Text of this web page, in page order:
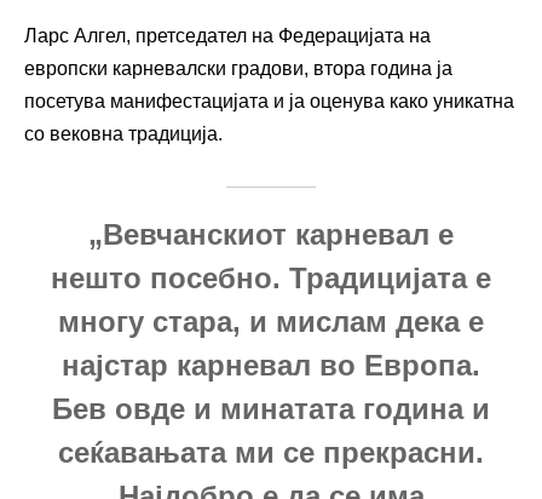
Ларс Алгел, претседател на Федерацијата на
европски карневалски градови, втора година ја
посетува манифестацијата и ја оценува како уникатна
со вековна традиција.
„Вевчанскиот карневал е
нешто посебно. Традицијата е
многу стара, и мислам дека е
најстар карневал во Европа.
Бев овде и минатата година и
сеќавањата ми се прекрасни.